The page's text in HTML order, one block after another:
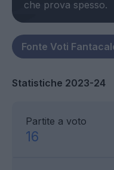
Statistiche 2023-24
Partite a voto
16